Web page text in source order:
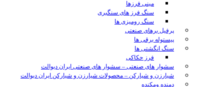
مینی فرزها
سنگ فرز های سنگبری
سنگ رومیزی ها
پرفیل برهای صنعتی
پیستوله برقی ها
سنگ انگشتی ها
فرز حکاکی
سشوار های صنعتی – سشوار های صنعتی ایران دیوالت
شیارزن و شیارکن – محصولات شیارزن و شیارکن ایران دیوالت
دمنده ومکنده